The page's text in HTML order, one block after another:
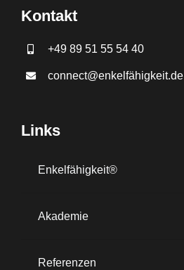
Kontakt
+49 89 51 55 54 40
connect@enkelfähigkeit.de
Links
Enkelfähigkeit®
Akademie
Referenzen